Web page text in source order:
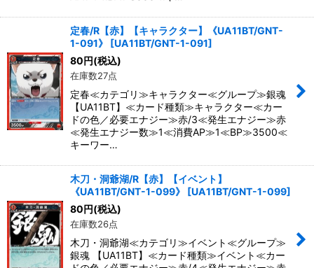
定春/R【赤】【キャラクター】《UA11BT/GNT-
1-091》
[UA11BT/GNT-1-091]
80円(税込)
在庫数27点
定春≪カテゴリ≫キャラクター≪グループ≫銀魂
【UA11BT】≪カード種類≫キャラクター≪カー
ドの色／必要エナジー≫赤/3≪発生エナジー≫赤
≪発生エナジー数≫1≪消費AP≫1≪BP≫3500≪
キーワー…
木刀・洞爺湖/R【赤】【イベント】
《UA11BT/GNT-1-099》
[UA11BT/GNT-1-099]
80円(税込)
在庫数26点
木刀・洞爺湖≪カテゴリ≫イベント≪グループ≫
銀魂 【UA11BT】≪カード種類≫イベント≪カー